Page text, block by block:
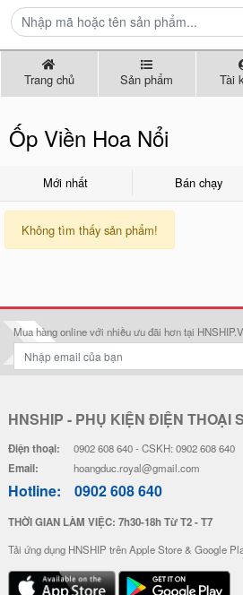
Trang chủ Sản phẩm Tài
Ốp Viền Hoa Nổi
Mới nhất Bán chạy
Không tìm thấy sản phẩm!
Mua hàng online với nhiều ưu đãi hơn tại
HNSHIP - PHỤ KIỆN ĐIỆN THOẠI
Điện thoại: 0902 608 640 - CSKH: 0902 608 640
Email: hoangduc.royal@gmail.com
Hotline: 0902 608 640
THỜI GIAN LÀM VIỆC: 7h30-18h Từ T2 - T7
Tải ứng dụng HNSHIP trên Apple Store & Google